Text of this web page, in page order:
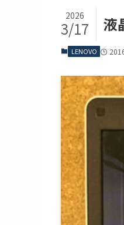
液
2026
3/17
LENOVO